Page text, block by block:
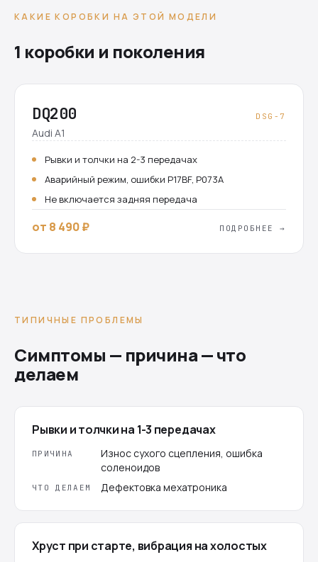
КАКИЕ КОРОБКИ НА ЭТОЙ МОДЕЛИ
1 коробки и поколения
DQ200 DSG-7
Audi A1
Рывки и толчки на 2-3 передачах
Аварийный режим, ошибки P17BF, P073A
Не включается задняя передача
от 8 490 ₽ ПОДРОБНЕЕ →
ТИПИЧНЫЕ ПРОБЛЕМЫ
Симптомы — причина — что
делаем
Рывки и толчки на 1-3 передачах
ПРИЧИНА
Износ сухого сцепления, ошибка
соленоидов
ЧТО ДЕЛАЕМ Дефектовка мехатроника
Хруст при старте, вибрация на холостых